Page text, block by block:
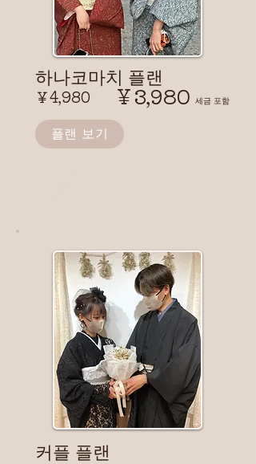
​하나코마치 플랜
￥4,980 ￥3,980 ​세금 포함
플랜 보기
커플 플랜